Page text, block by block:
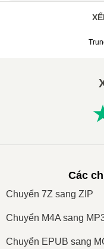
Các
Сhuyển 7Z sang ZIP
Сhuyển M4A sang
Сhuyển EPUB sang